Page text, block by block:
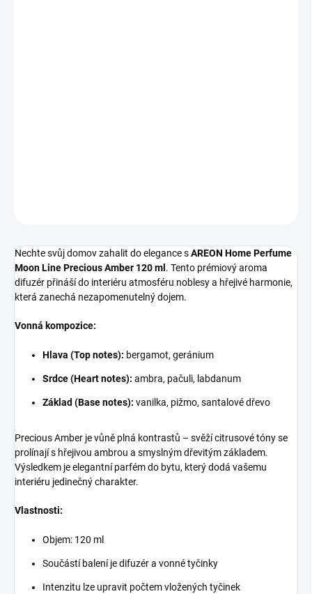
Nechte svůj domov zahalit do elegance sAREON Home Perfume
Moon Line Precious Amber 120 ml . Tento prémiový aroma
difuzér přináší do interiéru atmosféru noblesy a hřejivé harmonie,
která zanechá nezapomenutelný dojem.
Vonná kompozice:
Hlava (Top notes): bergamot, geránium
Srdce (Heart notes): ambra, pačuli, labdanum
Základ (Base notes): vanilka, pižmo, santalové dřevo
Precious Amber je vůně plná kontrastů – svěží citrusové tóny se
prolínají s hřejivou ambrou a smyslným dřevitým základem.
Výsledkem je elegantní parfém do bytu, který dodá vašemu
interiéru jedinečný charakter.
Vlastnosti:
Objem: 120 ml
Součástí balení je difuzér a vonné tyčinky
Intenzitu lze upravit počtem vložených tyčinek